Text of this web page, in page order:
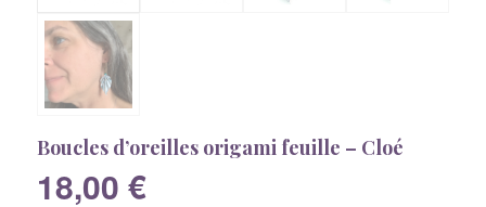
Boucles d’oreilles origami feuille – Cloé
18,00 €